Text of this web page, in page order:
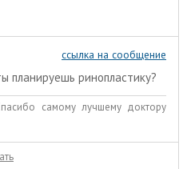
ссылка на сообщение
планируешь ринопластику?
самому лучшему доктору